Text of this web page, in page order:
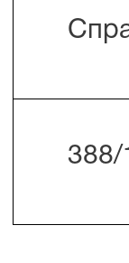
388/